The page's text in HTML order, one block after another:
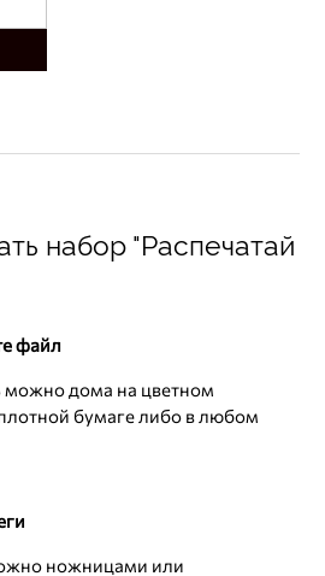
набор "Распечатай
файл
можно дома на цветном
бумаге либо в любом
ножницами или